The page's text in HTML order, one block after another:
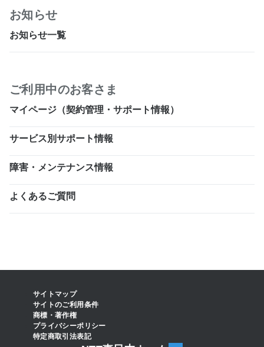
お知らせ
お知らせ一覧
ご利用中のお客さま
マイページ（契約管理・サポート情報）
サービス別サポート情報
障害・メンテナンス情報
よくあるご質問
サイトマップ
サイトのご利用条件
商標・著作権
プライバシーポリシー
特定商取引法表記